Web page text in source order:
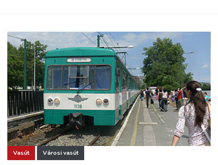
Vasút Városi vasút